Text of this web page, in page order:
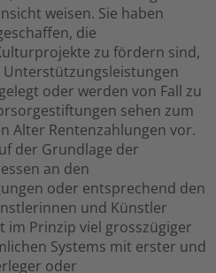
weisen. Sie haben
die
zu fördern sind,
oder werden von Fall zu
sehen zum
Alter Rentenzahlungen vor.
der Grundlage der
an den
oder entsprechend den
und Künstler
im Prinzip viel grosszügiger
Systems mit erster und
oder